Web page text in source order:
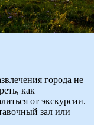
города не
как
от экскурсии.
зал или